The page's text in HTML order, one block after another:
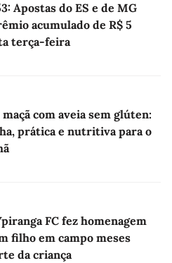
Apostas do ES e de MG
acumulado de R$ 5
terça-feira
maçã com aveia sem glúten:
prática e nutritiva para o
FC fez homenagem
filho em campo meses
da criança